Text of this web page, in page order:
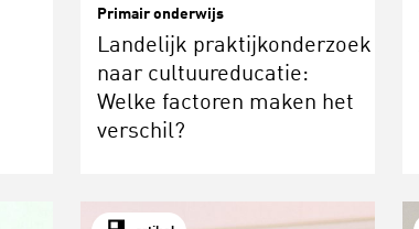
Primair onderwijs
Landelijk praktijkonderzoek
naar cultuureducatie:
Welke factoren maken het
verschil?